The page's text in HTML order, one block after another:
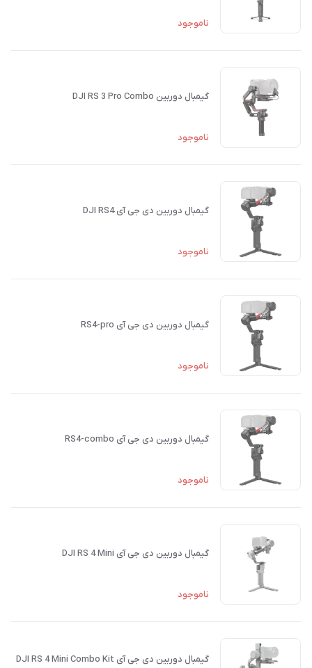
ناموجود
گیمبال دوربین DJI RS 3 Pro Combo
ناموجود
گيمبال دوربين دی جی آی DJI RS4
ناموجود
گیمبال دوربین دی جی آی RS4-pro
ناموجود
گیمبال دوربین دی جی آی RS4-combo
ناموجود
گيمبال دوربين دی جی آی DJI RS 4 Mini
ناموجود
گيمبال دوربين دی جی آی DJI RS 4 Mini Combo Kit